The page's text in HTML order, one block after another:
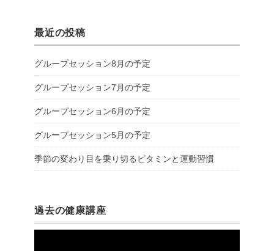
最近の投稿
グループセッション8月の予定
グループセッション7月の予定
グループセッション6月の予定
グループセッション5月の予定
季節の変わり目を乗り切るビタミンと運動習慣
過去の健康講座